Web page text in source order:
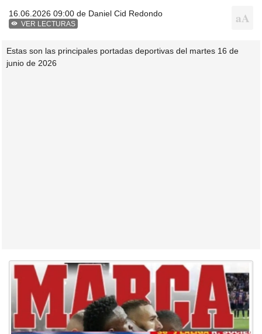
16.06.2026 09:00 de Daniel Cid Redondo
VER LECTURAS
Estas son las principales portadas deportivas del martes 16 de
junio de 2026